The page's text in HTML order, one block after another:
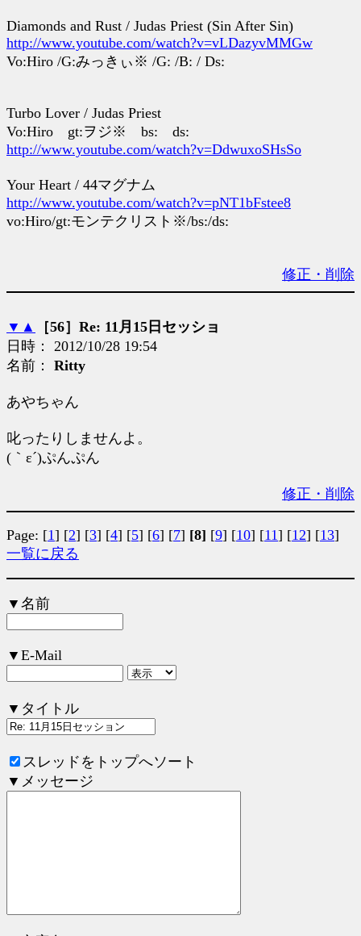
Diamonds and Rust / Judas Priest (Sin After Sin)
http://www.youtube.com/watch?v=vLDazyvMMGw
Vo:Hiro /G:みっきぃ※ /G: /B: / Ds:
Turbo Lover / Judas Priest
Vo:Hiro gt:ヲジ※ bs: ds:
http://www.youtube.com/watch?v=DdwuxoSHsSo
Your Heart / 44マグナム
http://www.youtube.com/watch?v=pNT1bFstee8
vo:Hiro/gt:モンテクリスト※/bs:/ds:
修正・削除
▼ ▲
［56］Re: 11月15日セッショ
日時： 2012/10/28 19:54
名前： Ritty
あやちゃん
叱ったりしませんよ。
(｀ε´)ぷんぷん
修正・削除
Page: [1] [2] [3] [4] [5] [6] [7] [8] [9] [10] [11] [12] [13]
一覧に戻る
▼名前
▼E-Mail
▼タイトル
スレッドをトップへソート
▼メッセージ